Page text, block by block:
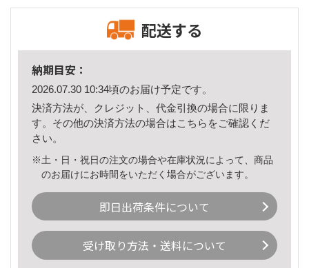
配送する
納期目安：
2026.07.30 10:34頃のお届け予定です。
決済方法が、クレジット、代金引換の場合に限りま
す。その他の決済方法の場合はこちら をご確認くだ
さい。
※土・日・祝日の注文の場合や在庫状況によって、商品
のお届けにお時間をいただく場合がございます。
即日出荷条件について
受け取り方法・送料について